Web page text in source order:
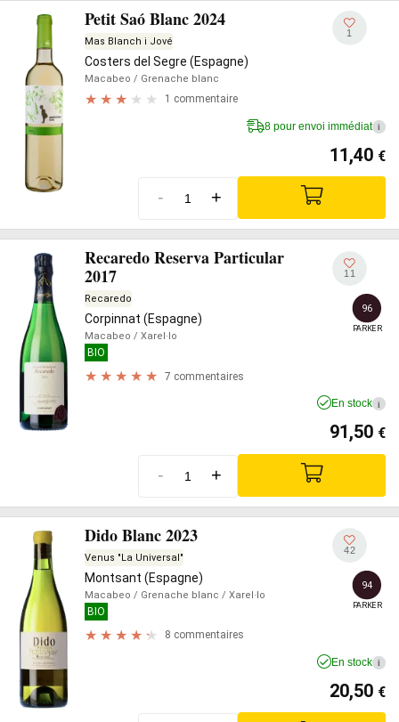
Petit Saó Blanc 2024
Mas Blanch i Jové
Costers del Segre (Espagne)
Macabeo / Grenache blanc
1 commentaire
1
8 pour envoi immédiat i
11,40 €
- +
Recaredo Reserva Particular
2017
Recaredo
Corpinnat (Espagne)
Macabeo / Xarel·lo
BIO
7 commentaires
11
96
PARKER
En stock i
91,50 €
- +
Dido Blanc 2023
Venus "La Universal"
Montsant (Espagne)
Macabeo / Grenache blanc / Xarel·lo
BIO
8 commentaires
42
94
PARKER
En stock i
20,50 €